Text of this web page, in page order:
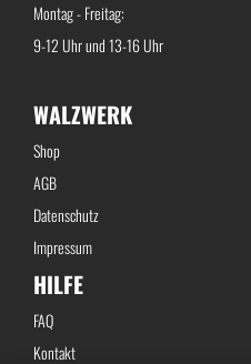
Montag - Freitag:
9-12 Uhr und 13-16 Uhr
WALZWERK
Shop
AGB
Datenschutz
Impressum
HILFE
FAQ
Kontakt